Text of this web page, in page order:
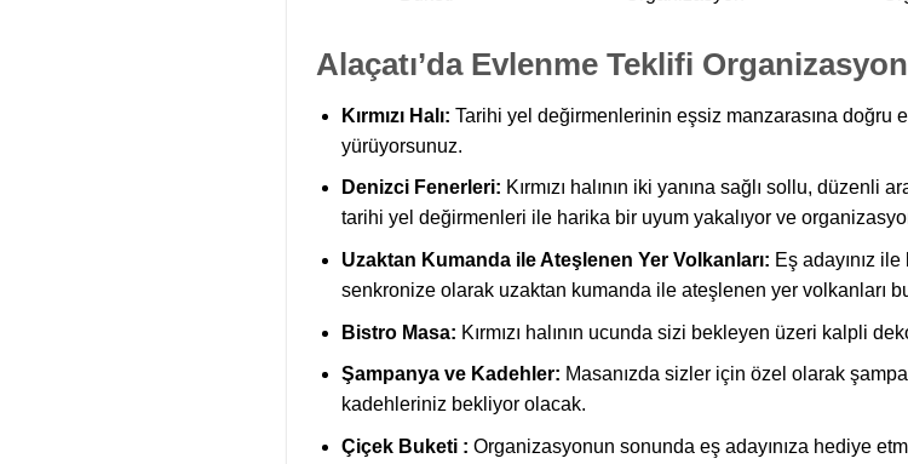
Alaçatı’da Evlenme Teklifi
Kırmızı Halı: Tarihi yel değirmenlerinin eşsiz manzarasına doğru eş
yürüyorsunuz.
Denizci Fenerleri: Kırmızı halının iki yanına sağlı sollu, düzenli
tarihi yel değirmenleri ile harika bir uyum yakalıyor ve
Uzaktan Kumanda ile Ateşlenen Yer Volkanları: Eş adayınız
senkronize olarak uzaktan kumanda ile ateşlenen yer volkanları
Bistro Masa: Kırmızı halının ucunda sizi bekleyen üzeri kalpli
Şampanya ve Kadehler: Masanızda sizler için özel olarak
kadehleriniz bekliyor olacak.
Çiçek Buketi : Organizasyonun sonunda eş adayınıza hediye